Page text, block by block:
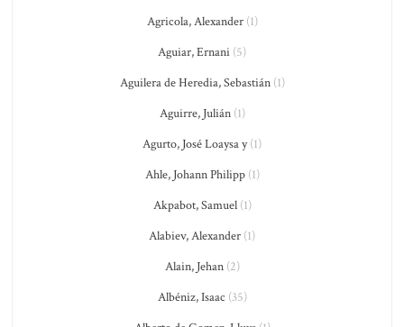
Agricola, Alexander(1)
Aguiar, Ernani (5)
Aguilera de Heredia, Sebastián(1)
Aguirre, Julián(1)
Agurto, José Loaysa y(1)
Ahle, Johann Philipp(1)
Akpabot, Samuel(1)
Alabiev, Alexander (1)
Alain, Jehan(2)
Albéniz, Isaac (35)